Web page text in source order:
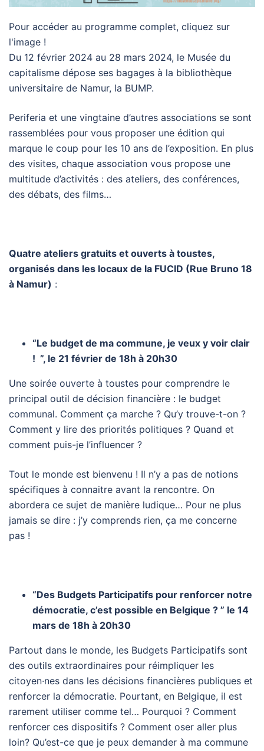
Pour accéder au programme complet, cliquez sur
l'image !
Du 12 février 2024 au 28 mars 2024, le Musée du
capitalisme dépose ses bagages à la bibliothèque
universitaire de Namur, la BUMP.
Periferia et une vingtaine d’autres associations se sont
rassemblées pour vous proposer une édition qui
marque le coup pour les 10 ans de l’exposition. En plus
des visites, chaque association vous propose une
multitude d’activités : des ateliers, des conférences,
des débats, des films…
Quatre ateliers gratuits et ouverts à toustes,
organisés dans les locaux de la FUCID (Rue Bruno 18
à Namur) :
“Le budget de ma commune, je veux y voir clair
! ”, le 21 février de 18h à 20h30
Une soirée ouverte à toustes pour comprendre le
principal outil de décision financière : le budget
communal. Comment ça marche ? Qu’y trouve-t-on ?
Comment y lire des priorités politiques ? Quand et
comment puis-je l’influencer ?
Tout le monde est bienvenu ! Il n’y a pas de notions
spécifiques à connaitre avant la rencontre. On
abordera ce sujet de manière ludique… Pour ne plus
jamais se dire : j’y comprends rien, ça me concerne
pas !
“Des Budgets Participatifs pour renforcer notre
démocratie, c’est possible en Belgique ? ” le 14
mars de 18h à 20h30
Partout dans le monde, les Budgets Participatifs sont
des outils extraordinaires pour réimpliquer les
citoyen·nes dans les décisions financières publiques et
renforcer la démocratie. Pourtant, en Belgique, il est
rarement utiliser comme tel… Pourquoi ? Comment
renforcer ces dispositifs ? Comment oser aller plus
loin? Qu’est-ce que je peux demander à ma commune